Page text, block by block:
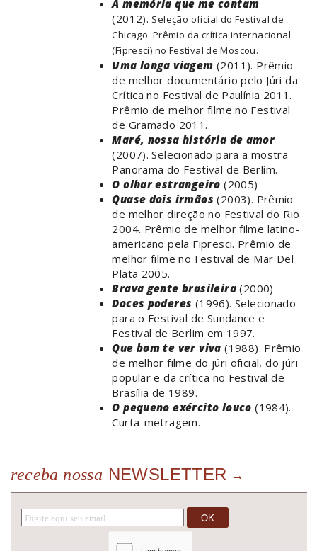
A memória que me contam
(2012). Seleção oficial do Festival de
Chicago. Prêmio da crítica internacional
(Fipresci) no Festival de Moscou.
Uma longa viagem (2011). Prêmio
de melhor documentário pelo Júri da
Crítica no Festival de Paulínia 2011.
Prêmio de melhor filme no Festival
de Gramado 2011.
Maré, nossa história de amor
(2007). Selecionado para a mostra
Panorama do Festival de Berlim.
O olhar estrangeiro (2005)
Quase dois irmãos (2003). Prêmio
de melhor direção no Festival do Rio
2004. Prêmio de melhor filme latino-
americano pela Fipresci. Prêmio de
melhor filme no Festival de Mar Del
Plata 2005.
Brava gente brasileira(2000)
Doces poderes (1996). Selecionado
para o Festival de Sundance e
Festival de Berlim em 1997.
Que bom te ver viva (1988). Prêmio
de melhor filme do júri oficial, do júri
popular e da crítica no Festival de
Brasília de 1989.
O pequeno exército louco (1984).
Curta-metragem.
receba nossa NEWSLETTER